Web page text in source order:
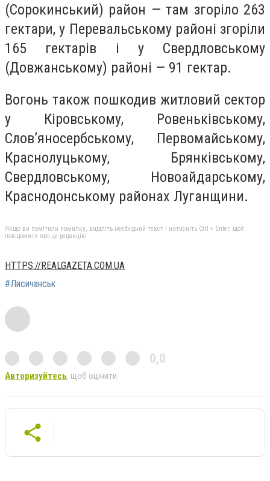
(Сорокинський) район — там згоріло 263
гектари, у Перевальському районі згоріли
165 гектарів і у Свердловському
(Довжанському) районі — 91 гектар.
Вогонь також пошкодив житловий сектор
у Кіровському, Ровеньківському,
Слов’яносербському, Первомайському,
Краснолуцькому, Брянківському,
Свердловському, Новоайдарському,
Краснодонському районах Луганщини.
Якщо ви помітили помилку, виділіть необхідний текст і натисніть Ctrl + Enter, щоб
повідомити про це редакцію
HTTPS://REALGAZETA.COM.UA
#Лисичанськ
0,0
Авторизуйтесь, щоб оцінити